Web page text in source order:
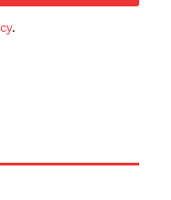
.